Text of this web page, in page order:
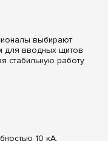
выбирают
для вводных щитов
стабильную работу
10 кА.